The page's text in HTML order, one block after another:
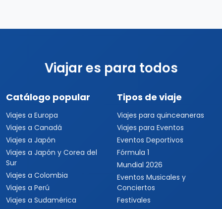
2 país(es)
Viajar es para todos
Catálogo popular
Viajes a Europa
Tipos de viaje
Viajes para quinceaneras